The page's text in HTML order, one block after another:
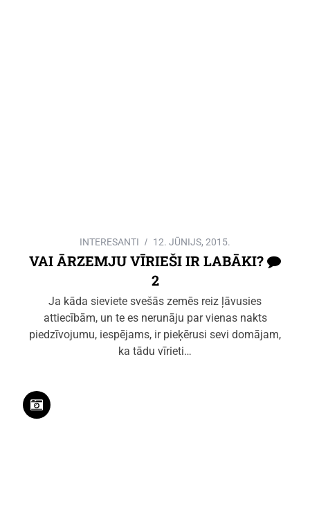
INTERESANTI 12. JŪNIJS, 2015.
VAI ĀRZEMJU VĪRIEŠI IR LABĀKI?
2
Ja kāda sieviete svešās zemēs reiz ļāvusies
attiecībām, un te es nerunāju par vienas nakts
piedzīvojumu, iespējams, ir pieķērusi sevi domājam,
ka tādu vīrieti…